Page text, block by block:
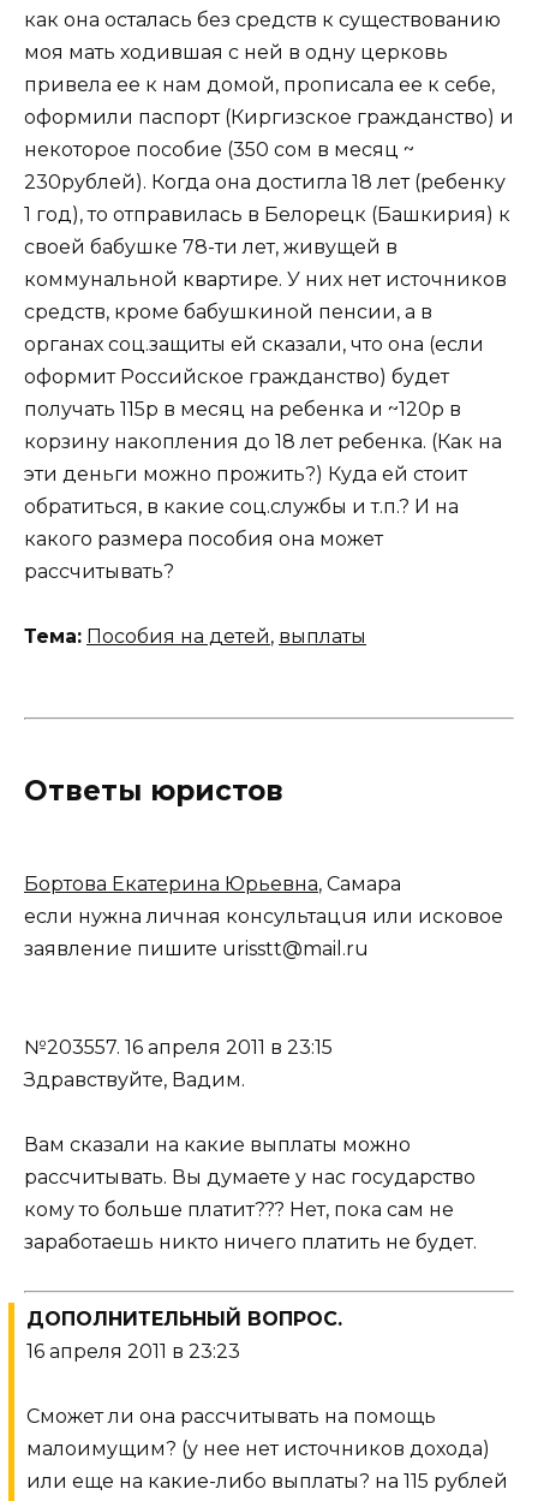
как она осталась без средств к существованию
моя мать ходившая с ней в одну церковь
привела ее к нам домой, прописала ее к себе,
оформили паспорт (Киргизское гражданство) и
некоторое пособие (350 сом в месяц ~
230рублей). Когда она достигла 18 лет (ребенку
1 год), то отправилась в Белорецк (Башкирия) к
своей бабушке 78-ти лет, живущей в
коммунальной квартире. У них нет источников
средств, кроме бабушкиной пенсии, а в
органах соц.защиты ей сказали, что она (если
оформит Российское гражданство) будет
получать 115р в месяц на ребенка и ~120р в
корзину накопления до 18 лет ребенка. (Как на
эти деньги можно прожить?) Куда ей стоит
обратиться, в какие соц.службы и т.п.? И на
какого размера пособия она может
рассчитывать?
Тема: Пособия на детей, выплаты
Ответы юристов
Бортова Екатерина Юрьевна, Самара
если нужна личная консультацuя или исковое
заявление пишите urisstt@mail.ru
№203557. 16 апреля 2011 в 23:15
Здравствуйте, Вадим.
Вам сказали на какие выплаты можно
рассчитывать. Вы думаете у нас государство
кому то больше платит??? Нет, пока сам не
заработаешь никто ничего платить не будет.
ДОПОЛНИТЕЛЬНЫЙ ВОПРОС.
16 апреля 2011 в 23:23
Сможет ли она рассчитывать на помощь
малоимущим? (у нее нет источников дохода)
или еще на какие-либо выплаты? на 115 рублей